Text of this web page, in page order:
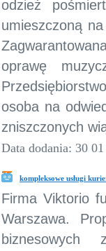
odzież
umieszczoną
oprawę
osoba na
zniszczonych
Data dodania: 30
kompleksowe usługi
Firma Viktorio
Warszawa.
biznesowych